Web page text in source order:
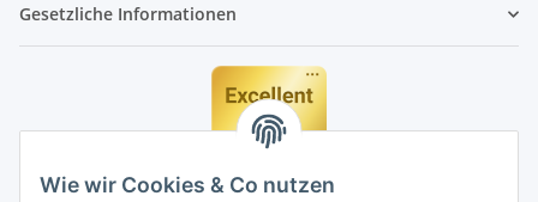
Wie wir Cookies & Co nutzen
Gesetzliche Informationen